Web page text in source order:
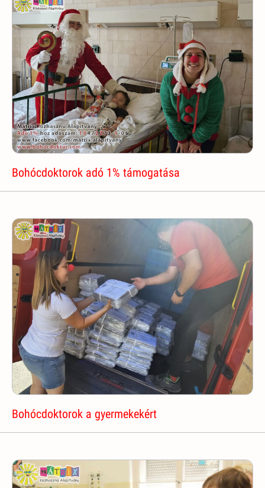
Bohócdoktorok adó 1% támogatása
Bohócdoktorok a gyermekekért